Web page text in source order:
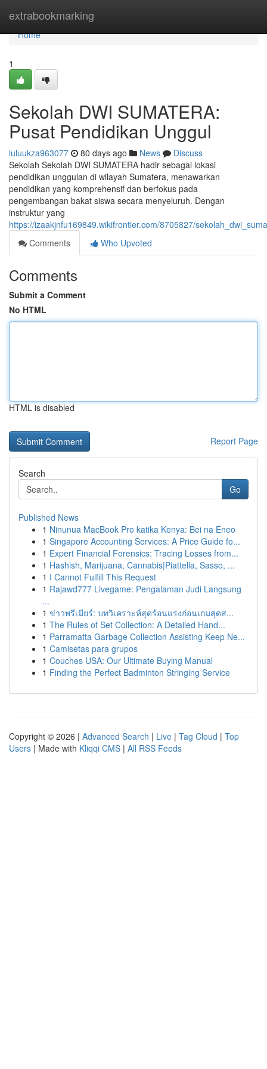
extrabookmarking
Home
Home
1
Sekolah DWI SUMATERA:
Pusat Pendidikan Unggul
luluukza963077 80 days ago News
Discuss
Sekolah Sekolah DWI SUMATERA hadir sebagai lokasi
pendidikan unggulan di wilayah Sumatera, menawarkan
pendidikan yang komprehensif dan berfokus pada
pengembangan bakat siswa secara menyeluruh. Dengan
instruktur yang
https://izaakjnfu169849.wikifrontier.com/8705827/
Comments
Who Upvoted
Comments
Submit a Comment
No HTML
HTML is disabled
Report Page
Search
Go
Published News
1 Ninunua MacBook Pro katika Kenya: Bei na Eneo
1 Singapore Accounting Services: A Price Guide fo...
1 Expert Financial Forensics: Tracing Losses from...
1 Hashish, Marijuana, Cannabis|Piattella, Sasso, ...
1 I Cannot Fulfill This Request
1 Rajawd777 Livegame: Pengalaman Judi Langsung
...
1 ข่าวพรีเมียร์: บทวิเคราะห์สุดร้อนแรงก่อนเกมสุดส...
1 The Rules of Set Collection: A Detailed Hand...
1 Parramatta Garbage Collection Assisting Keep Ne...
1 Camisetas para grupos
1 Couches USA: Our Ultimate Buying Manual
1 Finding the Perfect Badminton Stringing Service
Copyright © 2026 | Advanced Search | Live | Tag Cloud | Top
Users | Made with Kliqqi CMS | All RSS Feeds